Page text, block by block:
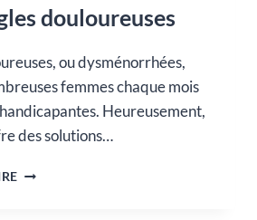
douloureuses
ou dysménorrhées,
femmes chaque mois
Heureusement,
des solutions…
SOIGNER